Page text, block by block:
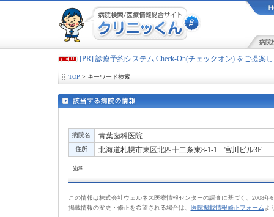
病院
[PR] 診療予約システム Check-On(チェックオン) をご提案
TOP > キーワード検索
病院名 青葉歯科医院
住所 北海道札幌市東区北四十二条東8-1-1 宮川ビル3F
歯科
この情報は株式会社ウェルネス医療情報センターの調査に基づく、2008年
掲載情報の変更・修正を希望される場合は、
医院掲載情報修正フォーム よ